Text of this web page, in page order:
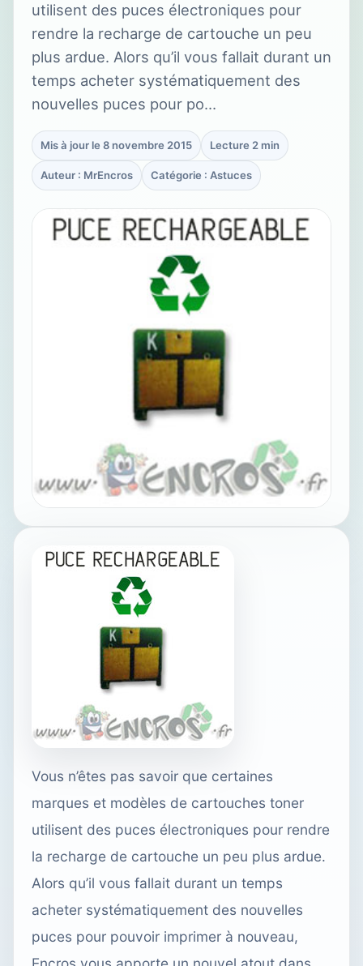
utilisent des puces électroniques pour
rendre la recharge de cartouche un peu
plus ardue. Alors qu’il vous fallait durant un
temps acheter systématiquement des
nouvelles puces pour po…
Mis à jour le 8 novembre 2015 Lecture 2 min
Auteur : MrEncros Catégorie : Astuces
Vous n’êtes pas savoir que certaines
marques et modèles de cartouches toner
utilisent des puces électroniques pour rendre
la recharge de cartouche un peu plus ardue.
Alors qu’il vous fallait durant un temps
acheter systématiquement des nouvelles
puces pour pouvoir imprimer à nouveau,